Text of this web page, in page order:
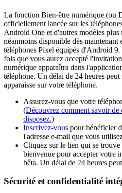
La fonction Bien-être numérique (ou
officiellement lancée sur les
Android One et d'autres modèles plus
néanmoins disponible dès maintenant
téléphones Pixel équipés d'Android
fois que vous aurez accepté
numérique apparaîtra dans
téléphone. Un délai de 24 heures
apparaisse sur votre téléphone.
Assurez-vous que votre
(Découvrez comment savoir
disposez.)
Inscrivez-vous pour bénéficier
l'adresse e-mail que vous
Cliquez sur le lien qui se
bienvenue pour accepter votre
bêta. Un délai de 24 heures
Sécurité et confidentialité